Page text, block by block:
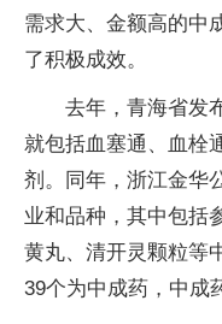
需求大、金额高的中
了积极成效。
去年，青海省发
就包括血塞通、血栓
剂。同年，浙江金华
业和品种，其中包括
黄丸、清开灵颗粒等
39个为中成药，中成